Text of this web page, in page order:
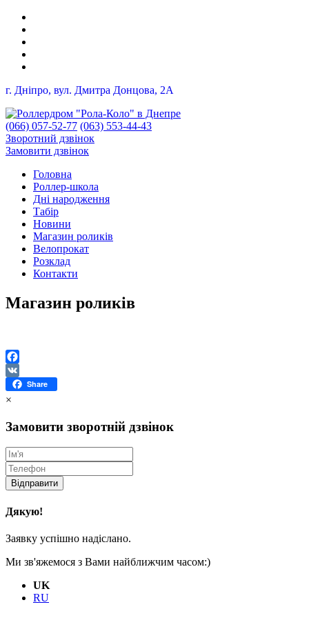
г. Дніпро, вул. Дмитра Донцова, 2A
(066) 057-52-77 (063) 553-44-43
Зворотний дзвінок
Замовити дзвінок
Головна
Роллер-школа
Дні народження
Табір
Новини
Магазин роликів
Велопрокат
Розклад
Контакти
Магазин роликів
Facebook
VK Share
×
Замовити зворотній дзвінок
Відправити
Дякую!
Заявку успішно надіслано.
Ми зв'яжемося з Вами найближчим часом:)
UK
RU